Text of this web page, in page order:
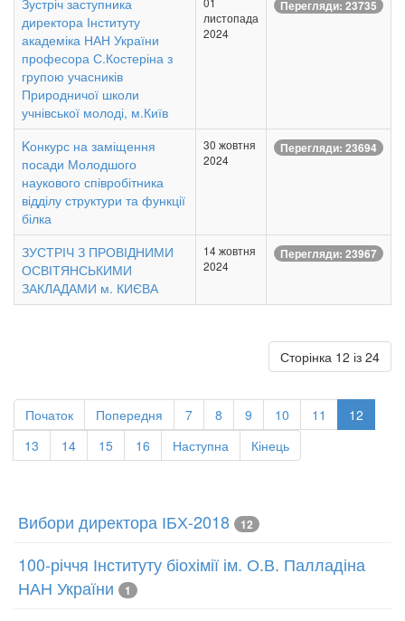
Зустріч заступника
директора Інституту
академіка НАН України
професора С.Костеріна з
групою учасників
Природничої школи
учнівської молоді, м.Київ
листопада
2024
Перегляди: 23735
Kонкурс на заміщення
посади Молодшого
наукового співробітника
відділу структури та функції
білка
30 жовтня
2024
Перегляди: 23694
ЗУСТРІЧ З ПРОВІДНИМИ
ОСВІТЯНСЬКИМИ
ЗАКЛАДАМИ м. КИЄВА
14 жовтня
2024
Перегляди: 23967
Сторінка 12 із 24
Початок Попередня 7 8 9 10 11
12
13
14 15 16 Наступна Кінець
Вибори директора ІБХ-2018 12
100-річчя Інституту біохімії ім. О.В. Палладіна
НАН України
1